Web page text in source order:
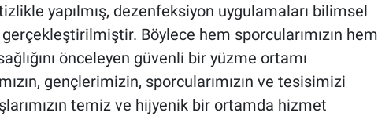
yapılmış, dezenfeksiyon uygulamaları bilimsel
Böylece hem sporcularımızın hem
önceleyen güvenli bir yüzme ortamı
gençlerimizin, sporcularımızın ve tesisimizi
temiz ve hijyenik bir ortamda hizmet